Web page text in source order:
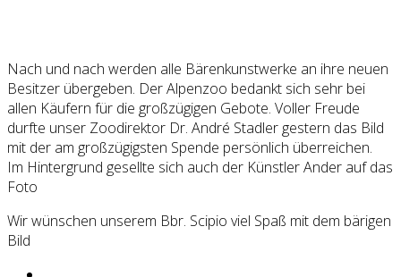
Nach und nach werden alle Bärenkunstwerke an ihre neuen
Besitzer übergeben. Der Alpenzoo bedankt sich sehr bei
allen Käufern für die großzügigen Gebote. Voller Freude
durfte unser Zoodirektor Dr. André Stadler gestern das Bild
mit der am großzügigsten Spende persönlich überreichen.
Im Hintergrund gesellte sich auch der Künstler Ander auf das
Foto
Wir wünschen unserem Bbr. Scipio viel Spaß mit dem bärigen
Bild